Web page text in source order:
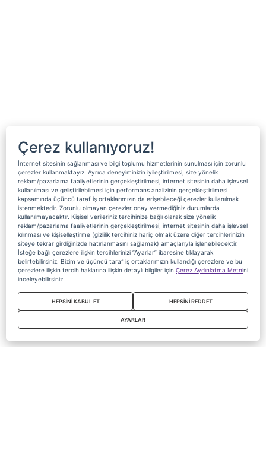
Çerez kullanıyoruz!
İnternet sitesinin sağlanması ve bilgi toplumu hizmetlerinin sunulması için zorunlu
çerezler kullanmaktayız. Ayrıca deneyiminizin iyileştirilmesi, size yönelik
reklam/pazarlama faaliyetlerinin gerçekleştirilmesi, internet sitesinin daha işlevsel
kullanılması ve geliştirilebilmesi için performans analizinin gerçekleştirilmesi
kapsamında üçüncü taraf iş ortaklarımızın da erişebileceği çerezler kullanılmak
istenmektedir. Zorunlu olmayan çerezler onay vermediğiniz durumlarda
kullanılmayacaktır. Kişisel verileriniz tercihinize bağlı olarak size yönelik
reklam/pazarlama faaliyetlerinin gerçekleştirilmesi, internet sitesinin daha işlevsel
kılınması ve kişiselleştirme (gizlilik tercihiniz hariç olmak üzere diğer tercihlerinizin
siteye tekrar girdiğinizde hatırlanmasını sağlamak) amaçlarıyla işlenebilecektir.
İsteğe bağlı çerezlere ilişkin tercihlerinizi “Ayarlar” ibaresine tıklayarak
belirtebilirsiniz. Bizim ve üçüncü taraf iş ortaklarımızın kullandığı çerezlere ve bu
çerezlere ilişkin tercih haklarına ilişkin detaylı bilgiler için Çerez Aydınlatma Metnini
inceleyebilirsiniz.
HEPSİNİ KABUL ET HEPSİNİ REDDET
AYARLAR